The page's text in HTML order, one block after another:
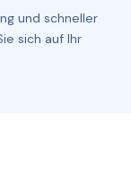
und schneller
sich auf Ihr